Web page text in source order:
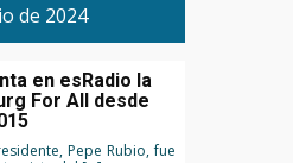
de 2024
en esRadio la
For All desde
Pepe Rubio, fue